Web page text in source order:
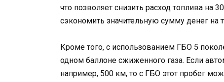
что позволяет снизить расход топлива на
сэкономить значительную сумму денег на
Кроме того, с использованием ГБО 5
одном баллоне сжиженного газа. Если
например, 500 км, то с ГБО этот пробег